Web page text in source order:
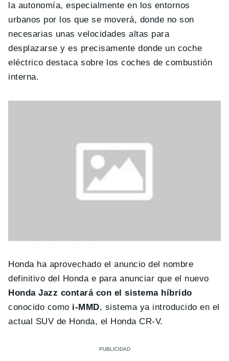
la autonomía, especialmente en los entornos
urbanos por los que se moverá, donde no son
necesarias unas velocidades altas para
desplazarse y es precisamente donde un coche
eléctrico destaca sobre los coches de combustión
interna.
Honda ha aprovechado el anuncio del nombre
definitivo del Honda e para anunciar que el nuevo
Honda Jazz contará con el sistema híbrido
conocido como i-MMD, sistema ya introducido en el
actual SUV de Honda, el Honda CR-V.